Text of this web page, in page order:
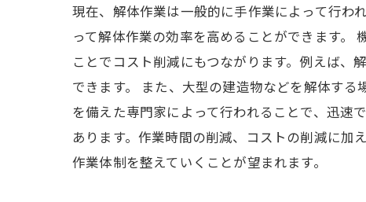
現在、解体作業は一般的に手作業によって行わ
って解体作業の効率を高めることができます。
ことでコスト削減にもつながります。例えば、
できます。 また、大型の建造物などを解体す
を備えた専門家によって行われることで、迅速
あります。作業時間の削減、コストの削減に加
作業体制を整えていくことが望まれます。